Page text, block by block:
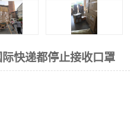
快递都停止接收口罩